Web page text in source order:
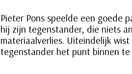
Pieter Pons speelde een goede
hij zijn tegenstander, die niets
materiaalverlies. Uiteindelijk
tegenstander het punt binnen te